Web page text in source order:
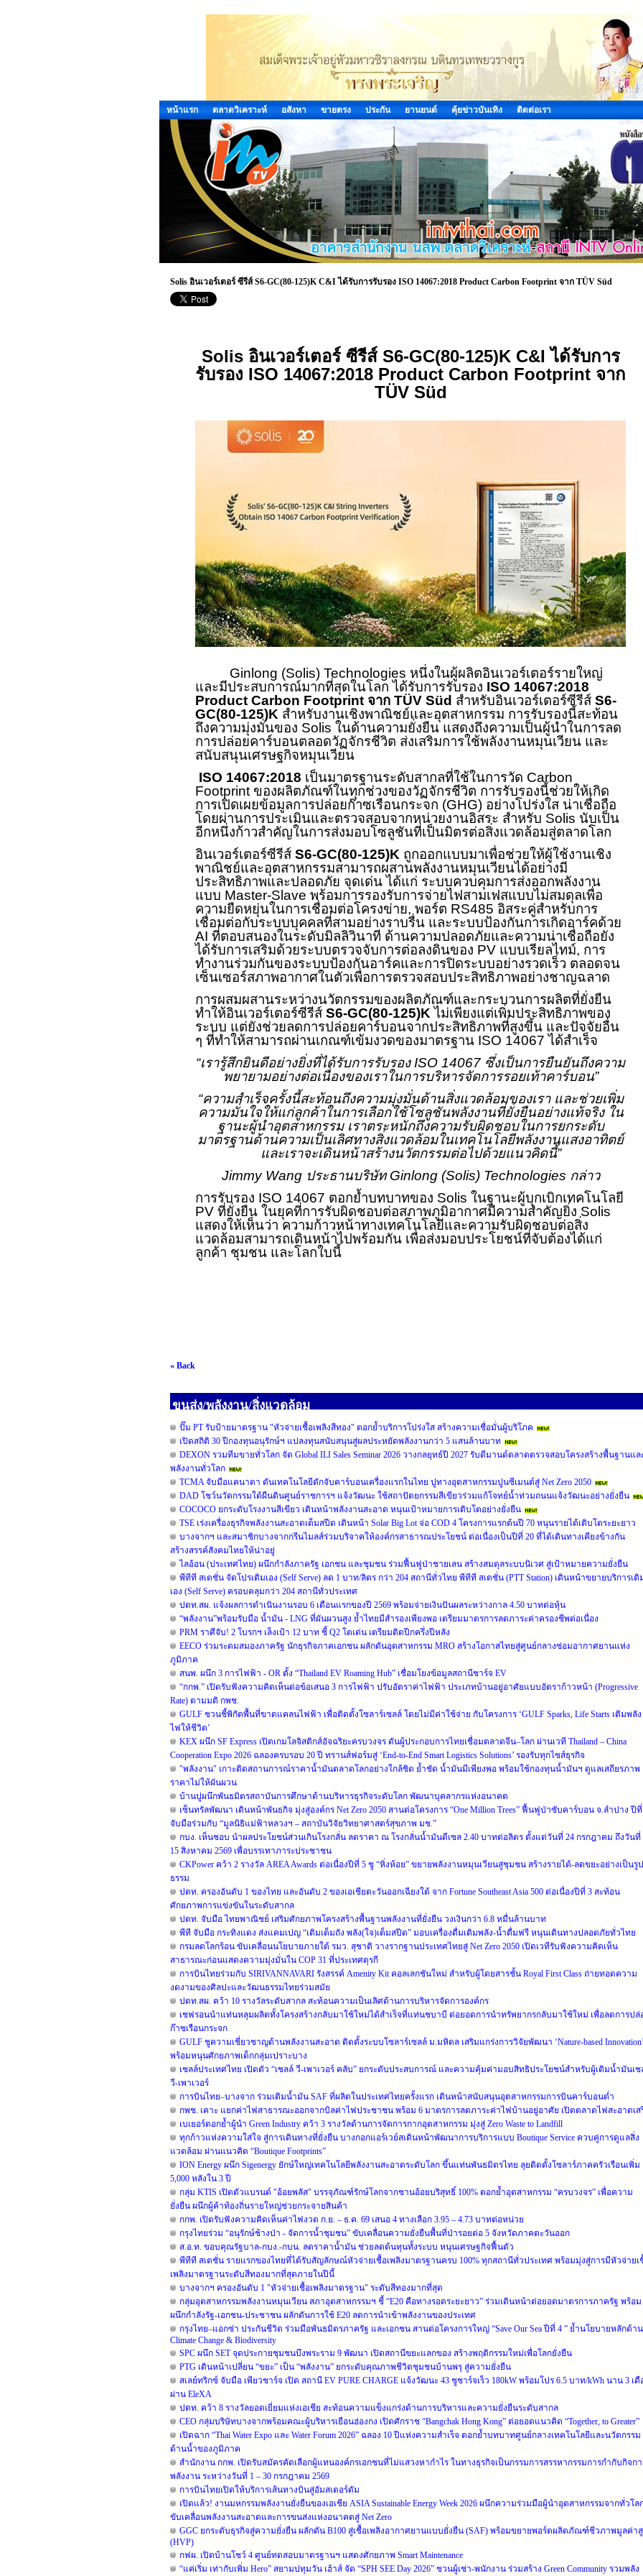
หน้าแรก ตลาดวิเคราะห์ อสังหา ขายตรง ประกัน ยานยนต์ คุ้ยข่าวบันเทิง ติดต่อเรา
Solis อินเวอร์เตอร์ ซีรีส์ S6-GC(80-125)K C&I ได้รับการรับรอง ISO 14067:2018 Product Carbon Footprint จาก TÜV Süd
Solis อินเวอร์เตอร์ ซีรีส์ S6-GC(80-125)K C&Iได้รับการ
รับรอง ISO 14067:2018 Product Carbon Footprint จาก
TÜV Süd
Ginlong (Solis) Technologies หนึ่งในผู้ผลิตอินเวอร์เตอร์รายใหญ่
และมีประสบการณ์มากที่สุดในโลก ได้รับการรับรอง ISO 14067:2018
Product Carbon Footprint จาก TÜV Süd สำหรับอินเวอร์เตอร์ซีรีส์ S6-
GC(80-125)K สำหรับงานเชิงพาณิชย์และอุตสาหกรรม การรับรองนี้สะท้อน
ถึงความมุ่งมั่นของ Solis ในด้านความยั่งยืน แสดงถึงความเป็นผู้นำในการลด
การปล่อยคาร์บอนตลอดวัฏจักรชีวิต ส่งเสริมการใช้พลังงานหมุนเวียน และ
สนับสนุนเศรษฐกิจหมุนเวียน
ISO 14067:2018 เป็นมาตรฐานระดับสากลที่ใช้ในการวัด Carbon
Footprint ของผลิตภัณฑ์ในทุกช่วงของวัฏจักรชีวิต การรับรองนี้ช่วยให้เกิด
การเปิดเผยข้อมูลการปล่อยก๊าซเรือนกระจก (GHG) อย่างโปร่งใส น่าเชื่อถือ
โดยผ่านการประเมินและตรวจสอบจากหน่วยงานอิสระ สำหรับ Solis นับเป็น
อีกหนึ่งก้าวสำคัญในการส่งมอบโซลูชันที่เป็นมิตรต่อสิ่งแวดล้อมสู่ตลาดโลก
อินเวอร์เตอร์ซีรีส์ S6-GC(80-125)K ถูกออกแบบมาเพื่อช่วยให้ผู้ใช้งานเชิง
พาณิชย์และอุตสาหกรรมสามารถผสานพลังงานหมุนเวียนได้อย่างมี
ประสิทธิภาพและปลอดภัย จุดเด่น ได้แก่ ระบบควบคุมการส่งออกพลังงาน
แบบ Master-Slave พร้อมการรองรับการจ่ายไฟสามเฟสแบบไม่สมดุลเพื่อ
ความยืดหยุ่นในการเชื่อมต่อโครงข่าย, พอร์ต RS485 อิสระคู่สำหรับการ
เชื่อมต่อกับระบบบุคคลที่สามอย่างราบรื่น และระบบป้องกันการเกิดอาร์คด้วย
AI ที่ตอบสนองในระดับมิลลิวินาที ด้านความปลอดภัยและความน่าเชื่อถือยัง
ได้รับการเสริมด้วยระบบตรวจจับการต่อลงดินของ PV แบบเรียลไทม์, การ
ทำงานร่วมกันของระบบป้องกันอาร์คและการปิดระบบอย่างรวดเร็ว ตลอดจน
เซ็นเซอร์สภาพอากาศในตัวเพื่อการตรวจสอบประสิทธิภาพอย่างชาญฉลาด
การผสมผสานระหว่างนวัตกรรมของผลิตภัณฑ์และกระบวนการผลิตที่ยั่งยืน
ทำให้อินเวอร์เตอร์ซีรีส์ S6-GC(80-125)K ไม่เพียงแต่เพิ่มประสิทธิภาพของ
ระบบ แต่ยังช่วยลดการปล่อยคาร์บอนจากประสิทธิภาพที่สูงขึ้น และปัจจัยอื่น
ๆ ที่ทำให้สามารถผ่านเกณฑ์เข้มงวดของมาตรฐาน ISO 14067ได้สำเร็จ
“เรารู้สึกยินดีอย่างยิ่งที่ได้รับการรับรอง ISO 14067 ซึ่งเป็นการยืนยันถึงความ
พยายามอย่างต่อเนื่องของเราในการบริหารจัดการรอยเท้าคาร์บอน”
“ความสำเร็จครั้งนี้สะท้อนถึงความมุ่งมั่นด้านสิ่งแวดล้อมของเรา และช่วยเพิ่ม
ความมั่นใจให้แก่ลูกค้าในการเลือกใช้โซลูชันพลังงานที่ยั่งยืนอย่างแท้จริง ใน
ฐานะผู้นำอุตสาหกรรม เราตระหนักถึงความรับผิดชอบในการยกระดับ
มาตรฐานด้านความเป็นเลิศทางสิ่งแวดล้อมในเทคโนโลยีพลังงานแสงอาทิตย์
และเราจะเดินหน้าสร้างนวัตกรรมต่อไปด้วยแนวคิดนี้”
Jimmy Wang ประธานบริษัทGinlong (Solis) Technologies กล่าว
การรับรอง ISO 14067 ตอกย้ำบทบาทของ Solis ในฐานะผู้บุกเบิกเทคโนโลยี
PV ที่ยั่งยืน ในยุคที่การรับผิดชอบต่อสภาพภูมิอากาศมีความสำคัญยิ่ง Solis
แสดงให้เห็นว่า ความก้าวหน้าทางเทคโนโลยีและความรับผิดชอบต่อสิ่ง
แวดล้อมสามารถเดินหน้าไปพร้อมกัน เพื่อส่งมอบประโยชน์ที่จับต้องได้แก่
ลูกค้า ชุมชน และโลกใบนี้
« Back
ขนส่ง/พลังงาน/สิ่งแวดล้อม
ปั๊ม PT รับป้ายมาตรฐาน "หัวจ่ายเชื้อเพลิงสีทอง" ตอกย้ำบริการโปร่งใส สร้างความเชื่อมั่นผู้บริโภค
เปิดสถิติ 30 ปีกองทุนอนุรักษ์ฯ แปลงทุนสนับสนุนสู่ผลประหยัดพลังงานกว่า 5 แสนล้านบาท
DEXON รวมทีมขายทั่วโลก จัด Global ILI Sales Seminar 2026 วางกลยุทธ์ปี 2027 รับดีมานด์ตลาดตรวจสอบโครงสร้างพื้นฐานแล
พลังงานทั่วโลก
TCMA จับมือแคนาดา ดันเทคโนโลยีดักจับคาร์บอนเครื่องแรกในไทย ปูทางอุตสาหกรรมปูนซีเมนต์สู่ Net Zero 2050
DAD โชว์นวัตกรรมใต้ผืนดินศูนย์ราชการฯ แจ้งวัฒนะ ใช้สถาปัตยกรรมสีเขียวร่วมแก้โจทย์น้ำท่วมถนนแจ้งวัฒนะอย่างยั่งยืน
COCOCO ยกระดับโรงงานสีเขียว เดินหน้าพลังงานสะอาด หนุนเป้าหมายการเติบโตอย่างยั่งยืน
TSE เร่งเครื่องธุรกิจพลังงานสะอาดเต็มสปีด เดินหน้า Solar Big Lot จ่อ COD 4 โครงการแรกต้นปี 70 หนุนรายได้เติบโตระยะยาว
บางจากฯ และสมาชิกบางจากกรีนไมลส์ร่วมบริจาคให้องค์กรสาธารณประโยชน์ ต่อเนื่องเป็นปีที่ 20 ที่ได้เดินทางเคียงข้างกัน
สร้างสรรค์สังคมไทยให้น่าอยู่
ไลอ้อน (ประเทศไทย) ผนึกกำลังภาครัฐ เอกชน และชุมชน ร่วมฟื้นฟูป่าชายเลน สร้างสมดุลระบบนิเวศ สู่เป้าหมายความยั่งยืน
พีทีที สเตชั่น จัดโปรเติมเอง (Self Serve) ลด 1 บาท/ลิตร กว่า 204 สถานีทั่วไทย พีทีที สเตชั่น (PTT Station) เดินหน้าขยายบริการเติ
เอง (Self Serve) ครอบคลุมกว่า 204 สถานีทั่วประเทศ
ปตท.สผ. แจ้งผลการดำเนินงานรอบ 6 เดือนแรกของปี 2569 พร้อมจ่ายเงินปันผลระหว่างกาล 4.50 บาทต่อหุ้น
“พลังงาน”พร้อมรับมือ น้ำมัน - LNG ที่ผันผวนสูง ย้ำไทยมีสำรองเพียงพอ เตรียมมาตรการลดภาระค่าครองชีพต่อเนื่อง
PRM ราศีจับ! 2 โบรกฯ เล็งเป้า 12 บาท ชี้ Q2 โตเด่น เตรียมติดปีกครึ่งปีหลัง
EECO ร่วมระดมสมองภาครัฐ นักธุรกิจภาคเอกชน ผลักดันอุตสาหกรรม MRO สร้างโอกาสไทยสู่ศูนย์กลางซ่อมอากาศยานแห่ง
ภูมิภาค
สนพ. ผนึก 3 การไฟฟ้า - OR ตั้ง “Thailand EV Roaming Hub” เชื่อมโยงข้อมูลสถานีชาร์จ EV
“กกพ.” เปิดรับฟังความคิดเห็นต่อข้อเสนอ 3 การไฟฟ้า ปรับอัตราค่าไฟฟ้า ประเภทบ้านอยู่อาศัยแบบอัตราก้าวหน้า (Progressive
Rate) ตามมติ กพช.
GULF ชวนชี้พิกัดพื้นที่ขาดแคลนไฟฟ้า เพื่อติดตั้งโซลาร์เซลล์ โดยไม่มีค่าใช้จ่าย กับโครงการ ‘GULF Sparks, Life Starts เติมพลัง
ไฟให้ชีวิต’
KEX ผนึก SF Express เปิดเกมโลจิสติกส์อัจฉริยะครบวงจร ดันผู้ประกอบการไทยเชื่อมตลาดจีน–โลก ผ่านเวที Thailand – China
Cooperation Expo 2026 ฉลองครบรอบ 20 ปี ทรานส์ฟอร์มสู่ ‘End-to-End Smart Logistics Solutions’ รองรับทุกไซส์ธุรกิจ
"พลังงาน" เกาะติดสถานการณ์ราคาน้ำมันตลาดโลกอย่างใกล้ชิด ย้ำชัด น้ำมันมีเพียงพอ พร้อมใช้กองทุนน้ำมันฯ ดูแลเสถียรภาพ
ราคาไม่ให้ผันผวน
บ้านปูผนึกพันธมิตรสถาบันการศึกษาด้านบริหารธุรกิจระดับโลก พัฒนาบุคลากรแห่งอนาคต
เซ็นทรัลพัฒนา เดินหน้าพันธกิจ มุ่งสู่องค์กร Net Zero 2050 สานต่อโครงการ “One Million Trees” ฟื้นฟูป่าซับคาร์บอน จ.ลำปาง ปีที่
จับมือร่วมกับ “มูลนิธิแม่ฟ้าหลวงฯ – สถาบันวิจัยวิทยาศาสตร์สุขภาพ มช.”
กบง. เห็นชอบ นำผลประโยชน์ส่วนเกินโรงกลั่น ลดราคา ณ โรงกลั่นน้ำมันดีเซล 2.40 บาทต่อลิตร ตั้งแต่วันที่ 24 กรกฎาคม ถึงวันที่
15 สิงหาคม 2569 เพื่อบรรเทาภาระประชาชน
CKPower คว้า 2 รางวัล AREA Awards ต่อเนื่องปีที่ 5 ชู “หิ่งห้อย” ขยายพลังงานหมุนเวียนสู่ชุมชน สร้างรายได้-ลดขยะอย่างเป็นรูป
ธรรม
ปตท. ครองอันดับ 1 ของไทย และอันดับ 2 ของเอเชียตะวันออกเฉียงใต้ จาก Fortune Southeast Asia 500 ต่อเนื่องปีที่ 3 สะท้อน
ศักยภาพการแข่งขันในระดับสากล
ปตท. จับมือ ไทยพาณิชย์ เสริมศักยภาพโครงสร้างพื้นฐานพลังงานที่ยั่งยืน วงเงินกว่า 6.8 หมื่นล้านบาท
พีที จับมือ กระทิงแดง ส่งแคมเปญ “เติมเต็มถัง พลัง(ใจ)เต็มสปีด” มอบเครื่องดื่มเติมพลัง-น้ำดื่มฟรี หนุนเดินทางปลอดภัยทั่วไทย
กรมลดโลกร้อน ขับเคลื่อนนโยบายภายใต้ รมว. สุชาติ วางรากฐานประเทศไทยสู่ Net Zero 2050 เปิดเวทีรับฟังความคิดเห็น
สาธารณะก่อนแสดงความมุ่งมั่นใน COP 31 ที่ประเทศตุรกี
การบินไทยร่วมกับ SIRIVANNAVARI รังสรรค์ Amenity Kit คอลเลกชันใหม่ สำหรับผู้โดยสารชั้น Royal First Class ถ่ายทอดความ
งดงามของศิลปะและวัฒนธรรมไทยร่วมสมัย
ปตท.สผ. คว้า 10 รางวัลระดับสากล สะท้อนความเป็นเลิศด้านการบริหารจัดการองค์กร
เชฟรอนนำแท่นหลุมผลิตทั้งโครงสร้างกลับมาใช้ใหม่ได้สำเร็จที่แท่นชบาบี ต่อยอดการนำทรัพยากรกลับมาใช้ใหม่ เพื่อลดการปล่
ก๊าซเรือนกระจก
GULF ชูความเชี่ยวชาญด้านพลังงานสะอาด ติดตั้งระบบโซลาร์เซลล์ ม.มหิดล เสริมแกร่งการวิจัยพัฒนา ‘Nature-based Innovation’
พร้อมหนุนศักยภาพเด็กกลุ่มเปราะบาง
เชลล์ประเทศไทย เปิดตัว “เชลล์ วี-เพาเวอร์ คลับ” ยกระดับประสบการณ์ และความคุ้มค่ามอบสิทธิประโยชน์สำหรับผู้เติมน้ำมันเช
วี-เพาเวอร์
การบินไทย–บางจาก ร่วมเติมน้ำมัน SAF ที่ผลิตในประเทศไทยครั้งแรก เดินหน้าสนับสนุนอุตสาหกรรมการบินคาร์บอนต่ำ
กพช. เคาะ แยกค่าไฟสาธารณะออกจากบิลค่าไฟประชาชน พร้อม 6 มาตรการลดภาระค่าไฟบ้านอยู่อาศัย เปิดตลาดไฟสะอาดเส
เบเยอร์ตอกย้ำผู้นำ Green Industry คว้า 3 รางวัลด้านการจัดการกากอุตสาหกรรม มุ่งสู่ Zero Waste to Landfill
ทุกก้าวแห่งความใส่ใจ สู่การเดินทางที่ยั่งยืน บางกอกแอร์เวย์สเดินหน้าพัฒนาการบริการแบบ Boutique Service ควบคู่การดูแลสิ่ง
แวดล้อม ผ่านแนวคิด “Boutique Footprints”
ION Energy ผนึก Sigenergy ยักษ์ใหญ่เทคโนโลยีพลังงานสะอาดระดับโลก ขึ้นแท่นพันธมิตรไทย ลุยติดตั้งโซลาร์ภาคครัวเรือนเพิ่ม
5,000 หลังใน 3 ปี
กลุ่ม KTIS เปิดตัวแบรนด์ "อ้อยพลัส" บรรจุภัณฑ์รักษ์โลกจากชานอ้อยบริสุทธิ์ 100% ตอกย้ำอุตสาหกรรม “ครบวงจร” เพื่อความ
ยั่งยืน ผนึกผู้ค้าท้องถิ่นรายใหญ่ช่วยกระจายสินค้า
กกพ. เปิดรับฟังความคิดเห็นค่าไฟงวด ก.ย. – ธ.ค. 69 เสนอ 4 ทางเลือก 3.95 – 4.73 บาทต่อหน่วย
กรุงไทยร่วม “อนุรักษ์ช้างป่า - จัดการน้ำชุมชน” ขับเคลื่อนความยั่งยืนพื้นที่ป่ารอยต่อ 5 จังหวัดภาคตะวันออก
ส.อ.ท. ขอบคุณรัฐบาล-กบง.-กบน. ลดราคาน้ำมัน ช่วยลดต้นทุนทั้งระบบ หนุนเศรษฐกิจฟื้นตัว
พีทีที สเตชั่น รายแรกของไทยที่ได้รับสัญลักษณ์หัวจ่ายเชื้อเพลิงมาตรฐานครบ 100% ทุกสถานีทั่วประเทศ พร้อมมุ่งสู่การมีหัวจ่ายเ
เพลิงมาตรฐานระดับสีทองมากที่สุดภายในปีนี้
บางจากฯ ครองอันดับ 1 "หัวจ่ายเชื้อเพลิงมาตรฐาน" ระดับสีทองมากที่สุด
กลุ่มอุตสาหกรรมพลังงานหมุนเวียน สภาอุตสาหกรรมฯ ชี้ “E20 คือทางรอดระยะยาว” ร่วมเดินหน้าต่อยอดมาตรการภาครัฐ พร้อม
ผนึกกำลังรัฐ-เอกชน-ประชาชน ผลักดันการใช้ E20 ลดการนำเข้าพลังงานของประเทศ
กรุงไทย–แอกซ่า ประกันชีวิต ร่วมมือพันธมิตรภาครัฐ และเอกชน สานต่อโครงการใหญ่ “Save Our Sea ปีที่ 4 ” ย้ำนโยบายหลักด้าน
Climate Change & Biodiversity
SPC ผนึก SET จุดประกายชุมชนบึงพระราม 9 พัฒนา เปิดสถานีขยะแลกของ สร้างพฤติกรรมใหม่เพื่อโลกยั่งยืน
PTG เดินหน้าเปลี่ยน “ขยะ” เป็น “พลังงาน” ยกระดับคุณภาพชีวิตชุมชนบ้านพรุ สู่ความยั่งยืน
สเลย์ทริกซ์ จับมือ เพียวชาร์จ เปิด สถานี EV PURE CHARGE แจ้งวัฒนะ 43 ชูชาร์จเร็ว 180kW พร้อมโปร 6.5 บาท/kWh นาน 3 เดื
ผ่าน EleXA
ปตท. คว้า 8 รางวัลยอดเยี่ยมแห่งเอเชีย สะท้อนความแข็งแกร่งด้านการบริหารและความยั่งยืนระดับสากล
CEO กลุ่มบริษัทบางจากพร้อมคณะผู้บริหารเยือนฮ่องกง เปิดศักราช “Bangchak Hong Kong” ต่อยอดแนวคิด “Together, to Greater”
เปิดฉาก “Thai Water Expo และ Water Forum 2026” ฉลอง 10 ปีแห่งความสำเร็จ ตอกย้ำบทบาทศูนย์กลางเทคโนโลยีและนวัตกรรม
ด้านน้ำของภูมิภาค
สำนักงาน กกพ. เปิดรับสมัครคัดเลือกผู้แทนองค์กรเอกชนที่ไม่แสวงหากำไร ในทางธุรกิจเป็นกรรมการสรรหากรรมการกำกับกิจก
พลังงาน ระหว่างวันที่ 1 – 30 กรกฎาคม 2569
การบินไทยเปิดให้บริการเส้นทางบินสู่อัมสเตอร์ดัม
เปิดแล้ว! งานมหกรรมพลังงานยั่งยืนของเอเชีย ASIA Sustainable Energy Week 2026 ผนึกความร่วมมือผู้นำอุตสาหกรรมจากทั่วโล
ขับเคลื่อนพลังงานสะอาดและการขนส่งแห่งอนาคตสู่ Net Zero
GGC ยกระดับธุรกิจสู่ความยั่งยืน ผลักดัน B100 สู่เชื้อเพลิงอากาศยานแบบยั่งยืน (SAF) พร้อมขยายพอร์ตผลิตภัณฑ์ชีวภาพมูลค่า
(HVP)
กฟผ. เปิดบ้านโชว์ 4 ศูนย์ทดสอบมาตรฐานฯ แสดงศักยภาพ Smart Maintenance
“แค่เริ่ม เท่ากับเพิ่ม Hero” สยามปทุมวัน เฮ้าส์ จัด “SPH SEE Day 2026” ชวนผู้เช่า-พนักงาน ร่วมสร้าง Green Community รวมพลัง